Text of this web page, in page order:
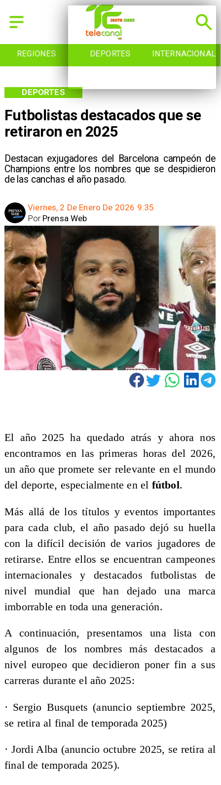
REGIONES DEPORTES INTERNACIONAL
Futbolistas destacados que se
retiraron en 2025
Destacan exjugadores del Barcelona campeón de
Champions entre los nombres que se despidieron
de las canchas el año pasado.
DEPORTES
Viernes, 2 De Enero De 2026 9:35
Prensa Web
Por
El año 2025 ha quedado atrás y ahora nos
encontramos en las primeras horas del 2026,
un año que promete ser relevante en el mundo
del deporte, especialmente en el fútbol.
Más allá de los títulos y eventos importantes
para cada club, el año pasado dejó su huella
con la difícil decisión de varios jugadores de
retirarse. Entre ellos se encuentran campeones
internacionales y destacados futbolistas de
nivel mundial que han dejado una marca
imborrable en toda una generación.
A continuación, presentamos una lista con
algunos de los nombres más destacados a
nivel europeo que decidieron poner fin a sus
carreras durante el año 2025:
· Sergio Busquets (anuncio septiembre 2025,
se retira al final de temporada 2025)
· Jordi Alba (anuncio octubre 2025, se retira al
final de temporada 2025).